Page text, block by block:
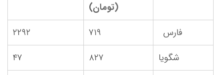
(تومان)
فارس ۷۱۹
۲۲۹۲
شگویا
۸۲۷
۴۷